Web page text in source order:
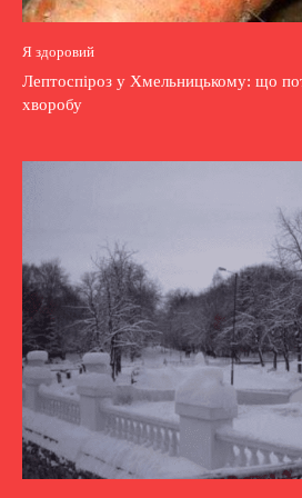
Я здоровий
Лептоспіроз у Хмельницькому: що
хворобу